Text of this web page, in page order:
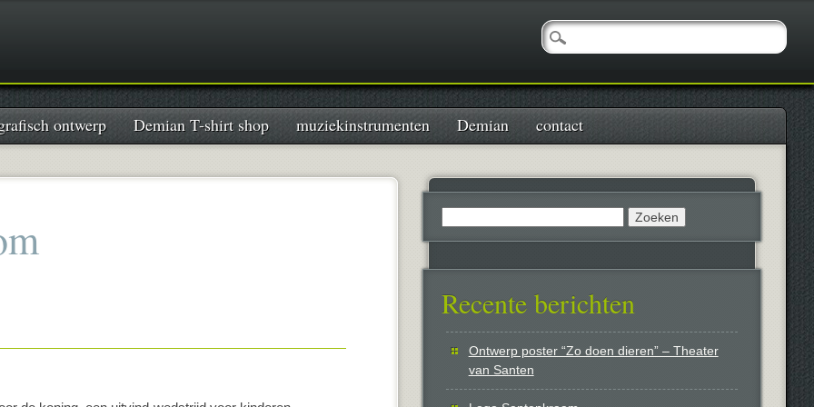
ontwerp Demian T-shirt shop muziekinstrumenten Demian contact
Recente berichten
Ontwerp poster “Zo doen dieren” – Theater
van Santen